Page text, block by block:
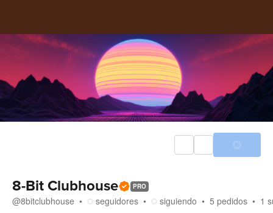
8-Bit Clubhouse PRO
@8bitclubhouse seguidores siguiendo 5 pedidos 1